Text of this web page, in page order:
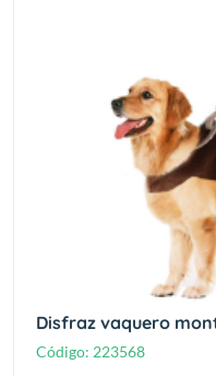
Disfraz vaquero
Código: 223568